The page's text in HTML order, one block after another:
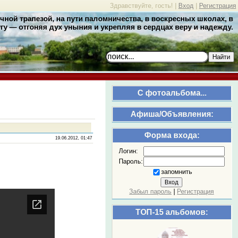
Здравствуйте, гость! | Вход Регистрация
трапезой, на пути паломничества, в воскресных школах, в
— отгоняя дух уныния и укрепляя в сердцах веру и надежду.
Найти
C фотоальбома...
Афиша/Объявления:
Форма входа:
Логин:
Пароль:
запомнить
Забыл пароль Регистрация
ТОП-15 альбомов:
19.06.2012, 01:47